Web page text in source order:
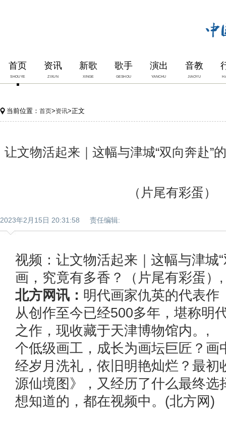
首页
SHOUYE
资讯
ZIXUN
新歌
XINGE
歌手
GESHOU
演出
YANCHU
音教
JIAOYU
当前位置： 首页>资讯>正文
让文物活起来｜这幅与津城“双向奔赴”
（片尾有彩蛋）
2023年2月15日 20:31:58 责任编辑:
视频：让文物活起来｜这幅与津城
画，究竟有多香？（片尾有彩蛋）
北方网讯： 明代画家仇英的代表作
从创作至今已经500多年，堪称明
之作，现收藏于天津博物馆内
个低级画工，成长为画坛巨匠？画
经岁月洗礼，依旧明艳灿烂？最初
源仙境图》，又经历了什么最终选
想知道的，都在视频中。(北方网)